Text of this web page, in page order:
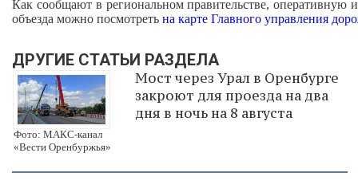
Как сообщают в региональном правительстве,
объезда можно посмотреть на карте Главного управления
ДРУГИЕ СТАТЬИ РАЗДЕЛА
Фото: МАКС-канал
«Вести Оренбуржья»
Мост через Урал в Оренбурге
закроют для проезда на два
дня в ночь на 8 августа